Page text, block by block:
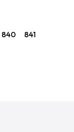
840 841